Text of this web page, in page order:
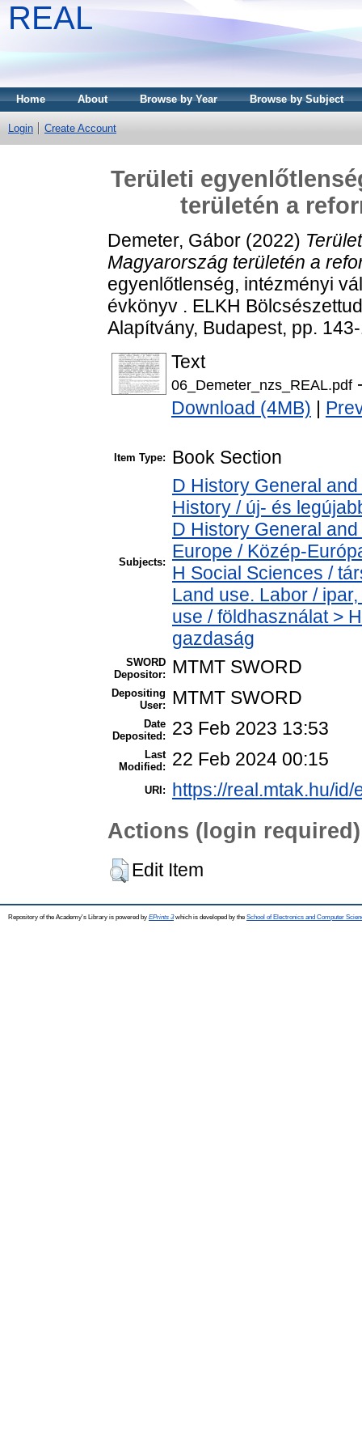
REAL
Home About Browse by Year Browse by Subject
Login Create Account
Területi
területén a
Demeter, Gábor (2022)
Magyarország területén a
egyenlőtlenség, intézményi
évkönyv . ELKH
Alapítvány, Budapest, pp.
Text
06_Demeter_nzs_REAL.pdf
Download (4MB)
Item Type: Book Section
Subjects:
D History General
History / új- és
D History General
Europe / Közép-
H Social Sciences /
Land use. Labor /
use / földhasználat >
gazdaság
SWORD
Depositor:
MTMT SWORD
Depositing
User:
MTMT SWORD
Date
Deposited:
23 Feb 2023 13:53
Last
Modified:
22 Feb 2024 00:15
URI: https://real.mtak.hu/
Actions (login required)
Edit Item
Repository of the Academy's Library is powered by EPrints 3which is developed by the School of Electronics and Computer